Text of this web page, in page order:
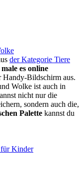
der Kategorie Tiere
male es online
Handy-Bildschirm aus.
Wolke ist auch in
nicht nur die
sondern auch die,
Palette kannst du